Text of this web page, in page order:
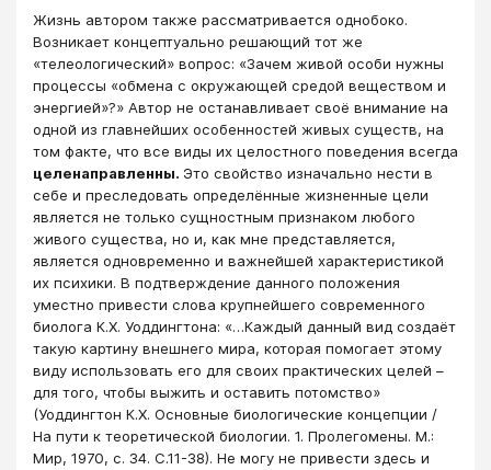
Жизнь автором также рассматривается однобоко.
Возникает концептуально решающий тот же
«телеологический» вопрос: «Зачем живой особи нужны
процессы «обмена с окружающей средой веществом и
энергией»?» Автор не останавливает своё внимание на
одной из главнейших особенностей живых существ, на
том факте, что все виды их целостного поведения всегда
целенаправленны. Это свойство изначально нести в
себе и преследовать определённые жизненные цели
является не только сущностным признаком любого
живого существа, но и, как мне представляется,
является одновременно и важнейшей характеристикой
их психики. В подтверждение данного положения
уместно привести слова крупнейшего современного
биолога К.Х. Уоддингтона: «…Каждый данный вид создаёт
такую картину внешнего мира, которая помогает этому
виду использовать его для своих практических целей –
для того, чтобы выжить и оставить потомство»
(Уоддингтон К.Х. Основные биологические концепции /
На пути к теоретической биологии. 1. Пролегомены. М.:
Мир, 1970, с. 34. С.11-38). Не могу не привести здесь и